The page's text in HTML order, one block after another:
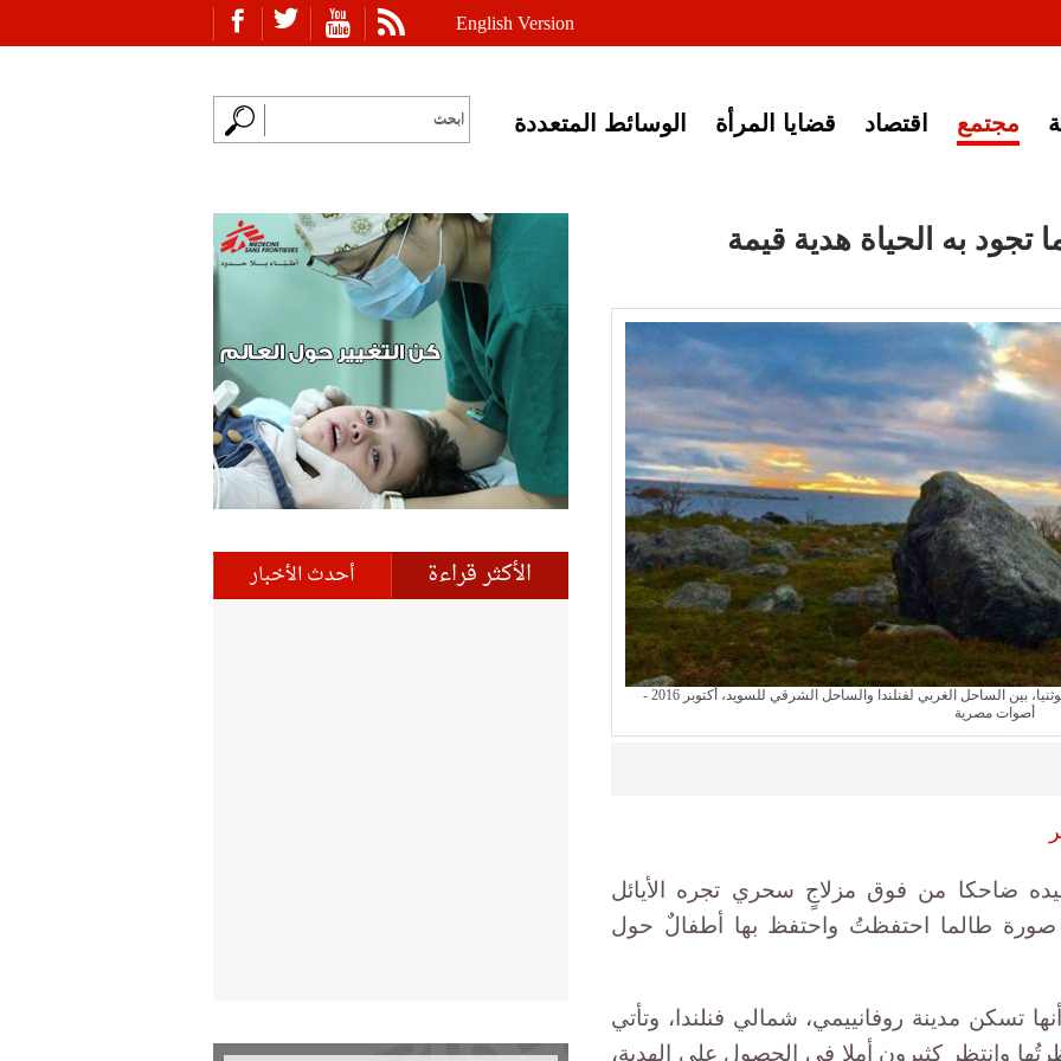
English Version
مجتمع اقتصاد قضايا المرأة الوسائط المتعددة
تجود به الحياة هدية قيمة
نظرة من شاطيء مدينة فآسا الفنلندية على خليح بوثنيا، بين الساحل الغربي لفنلندا والساحل الشرقي للسويد، أكتوبر 2016 -
أصوات مصرية
ضاحكا من فوق مزلاجٍ سحري تجره الأيائل
صورة طالما احتفظتُ واحتفظ بها أطفالٌ حول
تسكن مدينة روفانييمي، شمالي فنلندا، وتأتي
وانتظر كثيرون أملا في الحصول على الهدية،
الأكثر قراءة أحدث الأخبار